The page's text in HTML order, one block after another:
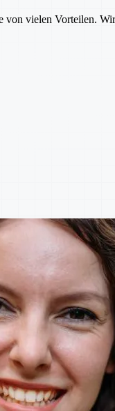
vielen Vorteilen.